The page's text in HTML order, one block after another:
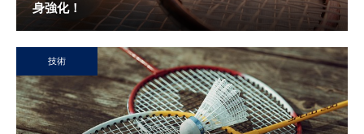
身強化！
技術